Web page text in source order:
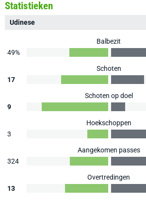
Statistieken
Udinese
Balbezit
49%
Schoten
17
Schoten op doel
9
Hoekschoppen
3
Aangekomen passes
324
Overtredingen
13